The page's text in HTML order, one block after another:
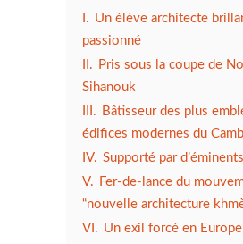
I. Un élève architecte
passionné
II. Pris sous la coupe de
Sihanouk
III. Bâtisseur des plus
édifices modernes du
IV. Supporté par
V. Fer-de-lance du
“nouvelle architecture
VI. Un exil forcé en Europe